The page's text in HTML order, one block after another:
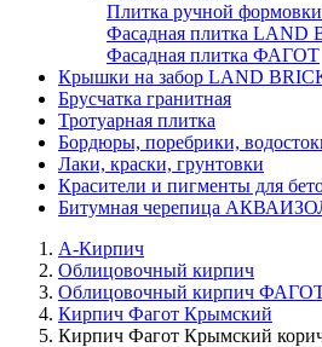
Плитка ручной
Фасадная плитка LAND
Фасадная плитка ФАГОТ
Крышки на забор LAND
Брусчатка гранитная
Тротуарная плитка
Бордюры, поребрики,
Лаки, краски, грунтовки
Красители и пигменты для
Битумная черепица
А-Кирпич
Облицовочный кирпич
Облицовочный кирпич
Кирпич Фагот Крымский
Кирпич Фагот Крымский